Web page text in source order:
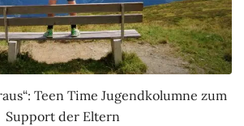
Teen Time Jugendkolumne zum
Support der Eltern